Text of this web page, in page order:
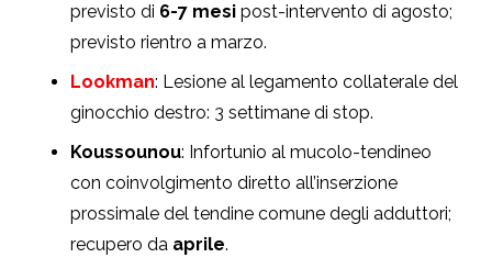
previsto di 6-7 mesi post-intervento di agosto;
previsto rientro a marzo.
Lookman: Lesione al legamento collaterale del
ginocchio destro: 3 settimane di stop.
Koussounou: Infortunio al mucolo-tendineo
con coinvolgimento diretto all’inserzione
prossimale del tendine comune degli adduttori;
recupero da aprile.